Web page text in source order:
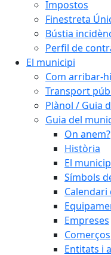
Impostos
Finestreta
Bústia
Perfil de
El municipi
Com arribar-hi
Transport
Plànol / Guia
Guia del
On anem?
Història
El
Símbols
Calendari
Empreses
Comerços
Entitats i